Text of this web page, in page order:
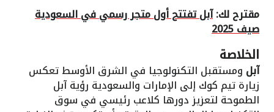
مقترح لك:آبل تفتتح أول متجر رسمي في السعودية
صيف 2025
الخلاصة
آبل ومستقبل التكنولوجيا في الشرق الأوسط تعكس
زيارة تيم كوك إلى الإمارات والسعودية رؤية آبل
الطموحة لتعزيز دورها كلاعب رئيسي في سوق